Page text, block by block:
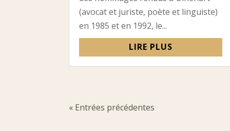
(avocat et juriste, poète et linguiste)
en 1985 et en 1992, le...
LIRE PLUS
« Entrées précédentes